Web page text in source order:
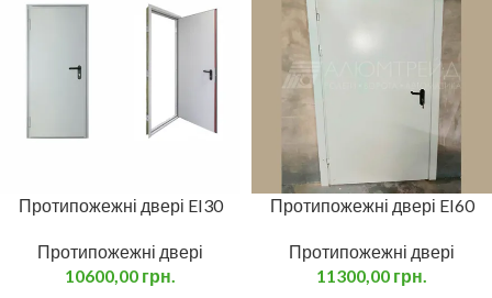
Протипожежні двері EI30
Протипожежні двері
10600,00 грн.
Протипожежні двері EI60
Протипожежні двері
11300,00 грн.